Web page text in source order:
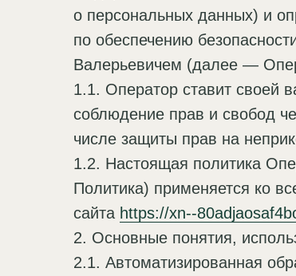
о персональных данных) и
по обеспечению
Валерьевичем (далее —
1.1. Оператор ставит своей
соблюдение прав и свобод
числе защиты прав на
1.2. Настоящая политика
Политика) применяется ко
сайта https://xn--
2. Основные понятия,
2.1. Автоматизированная